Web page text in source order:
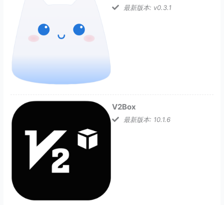
最新版本: v0.3.1
V2Box
最新版本: 10.1.6